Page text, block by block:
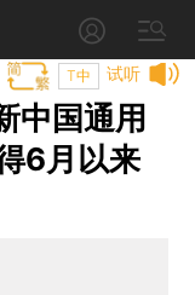
试听
T中
中国通用
6月以来